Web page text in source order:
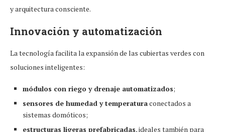
y arquitectura consciente.
Innovación y automatización
La tecnología facilita la expansión de las cubiertas verdes con
soluciones inteligentes:
módulos con riego y drenaje automatizados;
sensores de humedad y temperaturaconectados a
sistemas domóticos;
estructuras ligeras prefabricadas, ideales también para